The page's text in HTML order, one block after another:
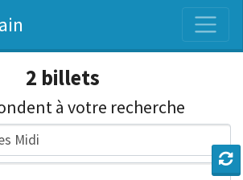
2 billets
à votre recherche